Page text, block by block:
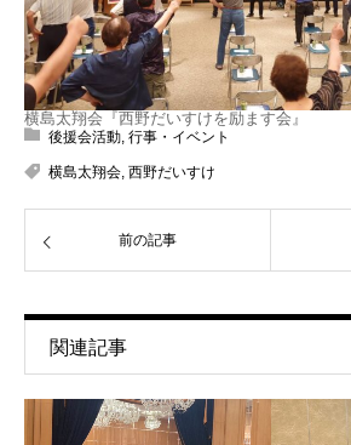
横島太翔会『西野だいすけを励ます会』
後援会活動, 行事・イベント
横島太翔会, 西野だいすけ
前の記事
関連記事